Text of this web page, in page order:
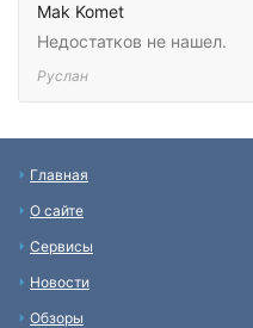
Mak Komet
Недостатков не нашел.
Руслан
Главная
О сайте
Сервисы
Новости
Обзоры